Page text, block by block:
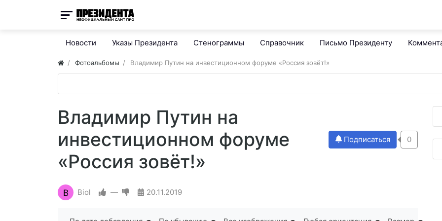
Новости Указы Президента Стенограммы Справочник Письмо Президенту
Фотоальбомы Владимир Путин на инвестиционном форуме «Россия зовёт!»
Владимир Путин на
инвестиционном форуме
«Россия зовёт!»
Подписаться 0
B Biol — 20.11.2019